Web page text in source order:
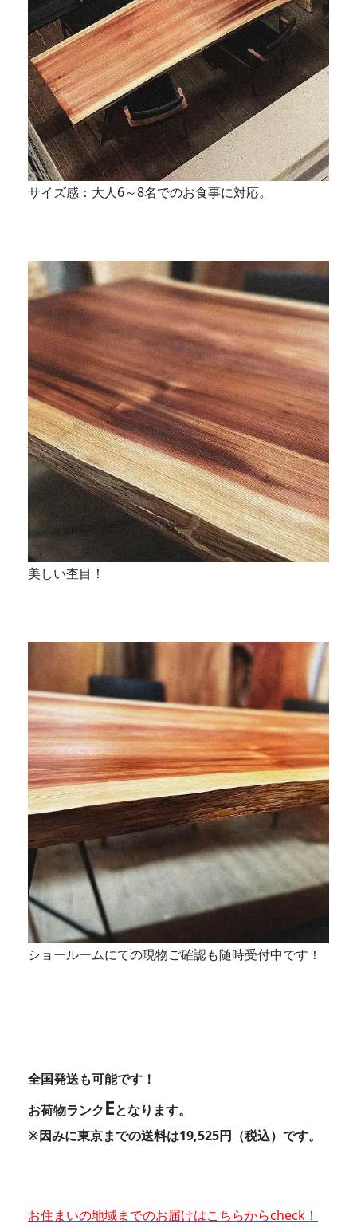
サイズ感：大人6～8名でのお食事に対応。
美しい杢目！
ショールームにての現物ご確認も随時受付中です！
全国発送も可能です！
お荷物ランクEとなります。
※因みに東京までの送料は19,525円（税込）です。
お住まいの地域までのお届けはこちらからcheck！